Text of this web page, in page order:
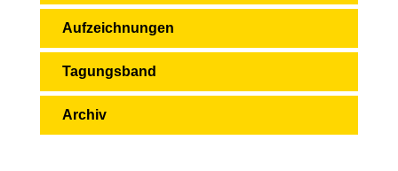
Aufzeichnungen
Tagungsband
Archiv